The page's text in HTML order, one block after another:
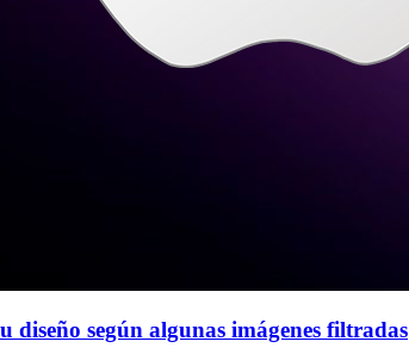
diseño según algunas imágenes filtradas